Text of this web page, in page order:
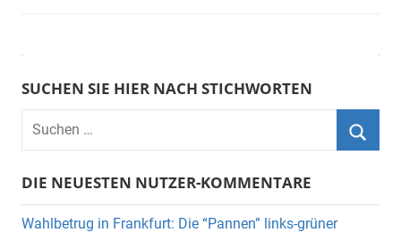
SUCHEN SIE HIER NACH STICHWORTEN
DIE NEUESTEN NUTZER-KOMMENTARE
Wahlbetrug in Frankfurt: Die “Pannen” links-grüner